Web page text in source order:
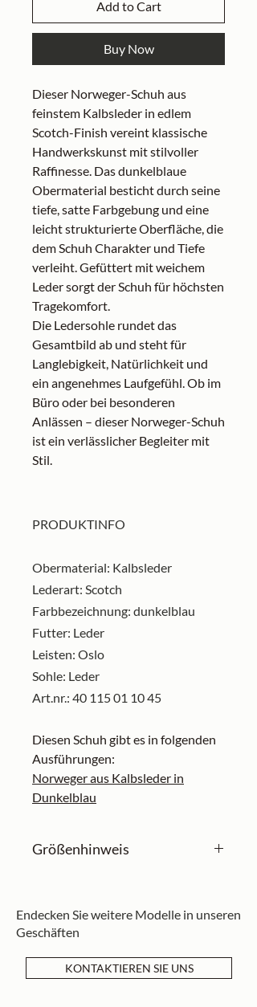
Add to Cart
Buy Now
Dieser Norweger-Schuh aus
feinstem Kalbsleder in edlem
Scotch-Finish vereint klassische
Handwerkskunst mit stilvoller
Raffinesse. Das dunkelblaue
Obermaterial besticht durch seine
tiefe, satte Farbgebung und eine
leicht strukturierte Oberfläche, die
dem Schuh Charakter und Tiefe
verleiht. Gefüttert mit weichem
Leder sorgt der Schuh für höchsten
Tragekomfort.
Die Ledersohle rundet das
Gesamtbild ab und steht für
Langlebigkeit, Natürlichkeit und
ein angenehmes Laufgefühl. Ob im
Büro oder bei besonderen
Anlässen – dieser Norweger-Schuh
ist ein verlässlicher Begleiter mit
Stil.
PRODUKTINFO
Obermaterial: Kalbsleder
Lederart: Scotch
Farbbezeichnung: dunkelblau
Futter: Leder
Leisten: Oslo
Sohle: Leder
Art.nr.: 40 115 01 10 45
Diesen Schuh gibt es in folgenden
Ausführungen:
Norweger aus Kalbsleder in
Dunkelblau
Größenhinweis
der Regel etwas größer aus. Falls
Sie noch keine Schuhe von uns
besitzen, empfehlen wir eine halbe
Nummer kleiner zu bestellen.
Endecken Sie weitere Modelle in unseren
Geschäften
KONTAKTIEREN SIE UNS